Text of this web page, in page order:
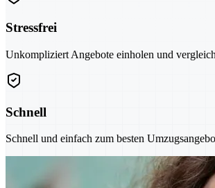
Stressfrei
Unkompliziert Angebote einholen und
Schnell
Schnell und einfach zum besten